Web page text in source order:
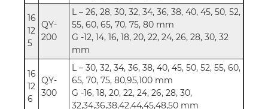
16
12
5
QY-
200
L – 26, 28, 30, 32, 34, 36, 38, 40, 45, 50, 52,
55, 60, 65, 70, 75, 80 mm
G -12, 14, 16, 18, 20, 22, 24, 26, 28, 30, 32
mm
16
12
6
QY-
300
L – 30, 32, 34, 36, 38, 40, 45, 50, 52, 55, 60,
65, 70, 75, 80,95,100 mm
G -16, 18, 20, 22, 24, 26, 28, 30,
32,34,36,38,42,44,45,48,50 mm